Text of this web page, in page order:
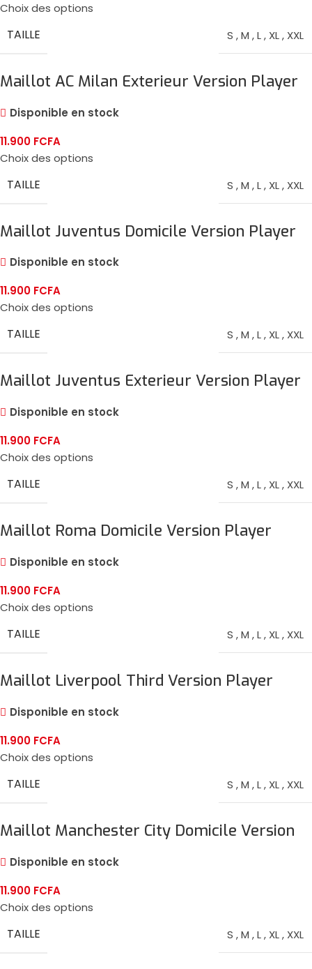
Choix des options
TAILLE S ,M ,L, XL, XXL
Maillot AC Milan Exterieur Version Player
2024/25
Disponible en stock
11.900 FCFA
Choix des options
TAILLE S ,M ,L, XL, XXL
Maillot Juventus Domicile Version Player
2024/25
Disponible en stock
11.900 FCFA
Choix des options
TAILLE S ,M ,L, XL, XXL
Maillot Juventus Exterieur Version Player
2024/25
Disponible en stock
11.900 FCFA
Choix des options
TAILLE S ,M ,L, XL, XXL
Maillot Roma Domicile Version Player
2024/25
Disponible en stock
11.900 FCFA
Choix des options
TAILLE S ,M ,L, XL, XXL
Maillot Liverpool Third Version Player
2024/25
Disponible en stock
11.900 FCFA
Choix des options
TAILLE S ,M ,L, XL, XXL
Maillot Manchester City Domicile Version
Player 2024/25
Disponible en stock
11.900 FCFA
Choix des options
TAILLE S ,M ,L, XL, XXL